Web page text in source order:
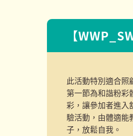
【
此活動特別適合照
第一節為和諧粉彩
彩，讓參加者進入
驗活動，由體適能
子，放鬆自我。